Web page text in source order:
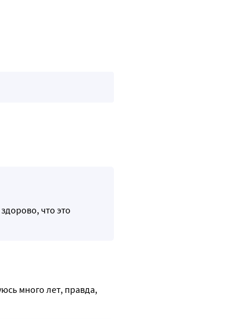
что это
много лет, правда,